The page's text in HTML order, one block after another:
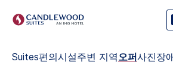
Suites편의시설주변 지역오퍼사진장